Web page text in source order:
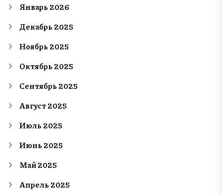
Январь 2026
Декабрь 2025
Ноябрь 2025
Октябрь 2025
Сентябрь 2025
Август 2025
Июль 2025
Июнь 2025
Май 2025
Апрель 2025